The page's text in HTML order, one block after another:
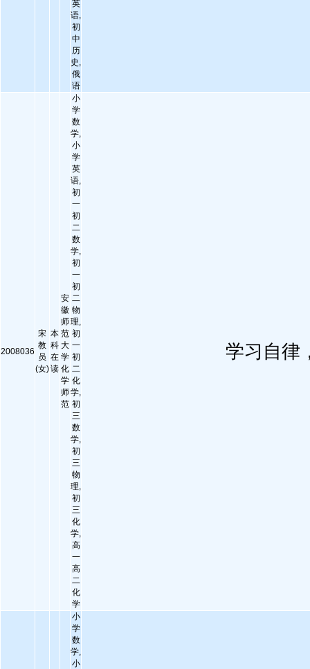
英
语,
初
中
历
史,
俄
语
2008036
宋
教
员
(女)
本
科
在
读
安
徽
师
范
大
学
化
学
师
范
小
学
数
学,
小
学
英
语,
初
一
初
二
数
学,
初
一
初
二
物
理,
初
一
初
二
化
学,
初
三
数
学,
初
三
物
理,
初
三
化
学,
高
一
高
二
化
学
学习自律
小
学
数
学,
小